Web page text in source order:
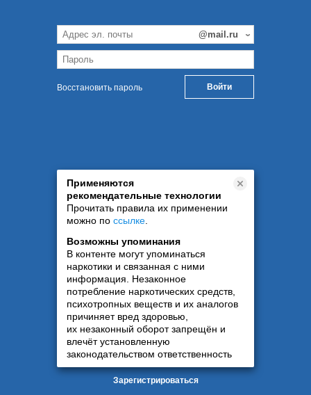
Восстановить пароль
Применяются
рекомендательные технологии
Прочитать правила их применении
можно по ссылке
Возможны упоминания
В контенте могут упоминаться
наркотики и связанная с ними
информация. Незаконное
потребление наркотических средств,
психотропных веществ и их аналогов
причиняет вред здоровью,
их незаконный оборот запрещён и
влечёт установленную
законодательством ответственность
Зарегистрироваться